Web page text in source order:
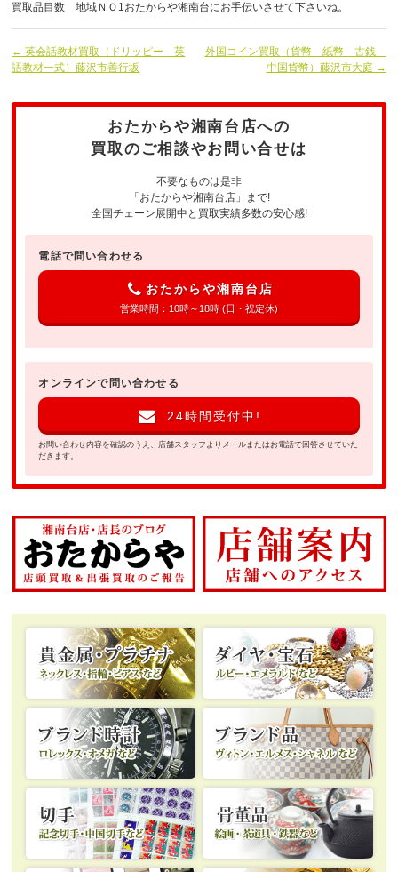
買取品目数 地域ＮＯ1おたからや湘南台にお手伝いさせて下さいね。
← 英会話教材買取（ドリッピー 英
語教材一式）藤沢市善行坂
外国コイン買取（貨幣 紙幣 古銭
中国貨幣）藤沢市大庭 →
おたからや湘南台店への
買取のご相談やお問い合せは
不要なものは是非
「おたからや湘南台店」まで!
全国チェーン展開中と買取実績多数の安心感!
電話で問い合わせる
おたからや湘南台店
営業時間：10時～18時 (日・祝定休)
オンラインで問い合わせる
24時間受付中!
お問い合わせ内容を確認のうえ、店舗スタッフよりメールまたはお電話で回答させていた
だきます。